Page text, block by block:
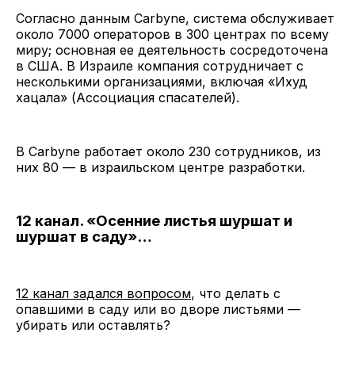
Согласно данным Сarbyne, система обслуживает
около 7000 операторов в 300 центрах по всему
миру; основная ее деятельность сосредоточена
в США. В Израиле компания сотрудничает с
несколькими организациями, включая «Ихуд
хацала» (Ассоциация спасателей).
В Сarbyne работает около 230 сотрудников, из
них 80 — в израильском центре разработки.
12 канал. «Осенние листья шуршат и
шуршат в саду»…
12 канал задался вопросом, что делать с
опавшими в саду или во дворе листьями —
убирать или оставлять?